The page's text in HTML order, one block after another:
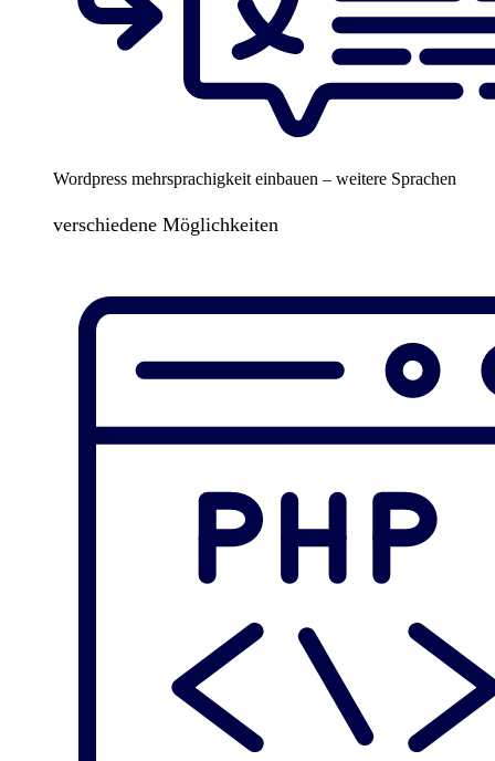
Wordpress mehrsprachigkeit einbauen – weitere Sprachen
verschiedene Möglichkeiten